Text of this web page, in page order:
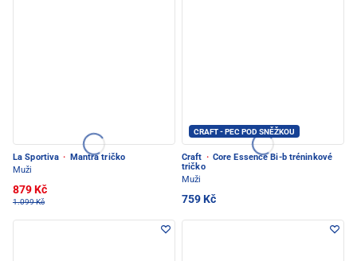
La Sportiva ·
Mantra tričko
Muži
879 Kč
1.099 Kč
CRAFT - PEC POD SNĚŽKOU
Craft · Core Essence Bi-b tréninkové
tričko
Muži
759 Kč